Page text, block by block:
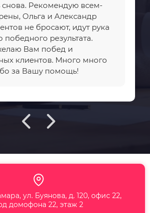
Рекомендую всем-
Ольга и Александр
не бросают, идут рука
победного результата.
Вам побед и
клиентов. Много много
за Вашу помощь!
ул. Буянова, д. 120, офис 22,
домофона 22, этаж 2